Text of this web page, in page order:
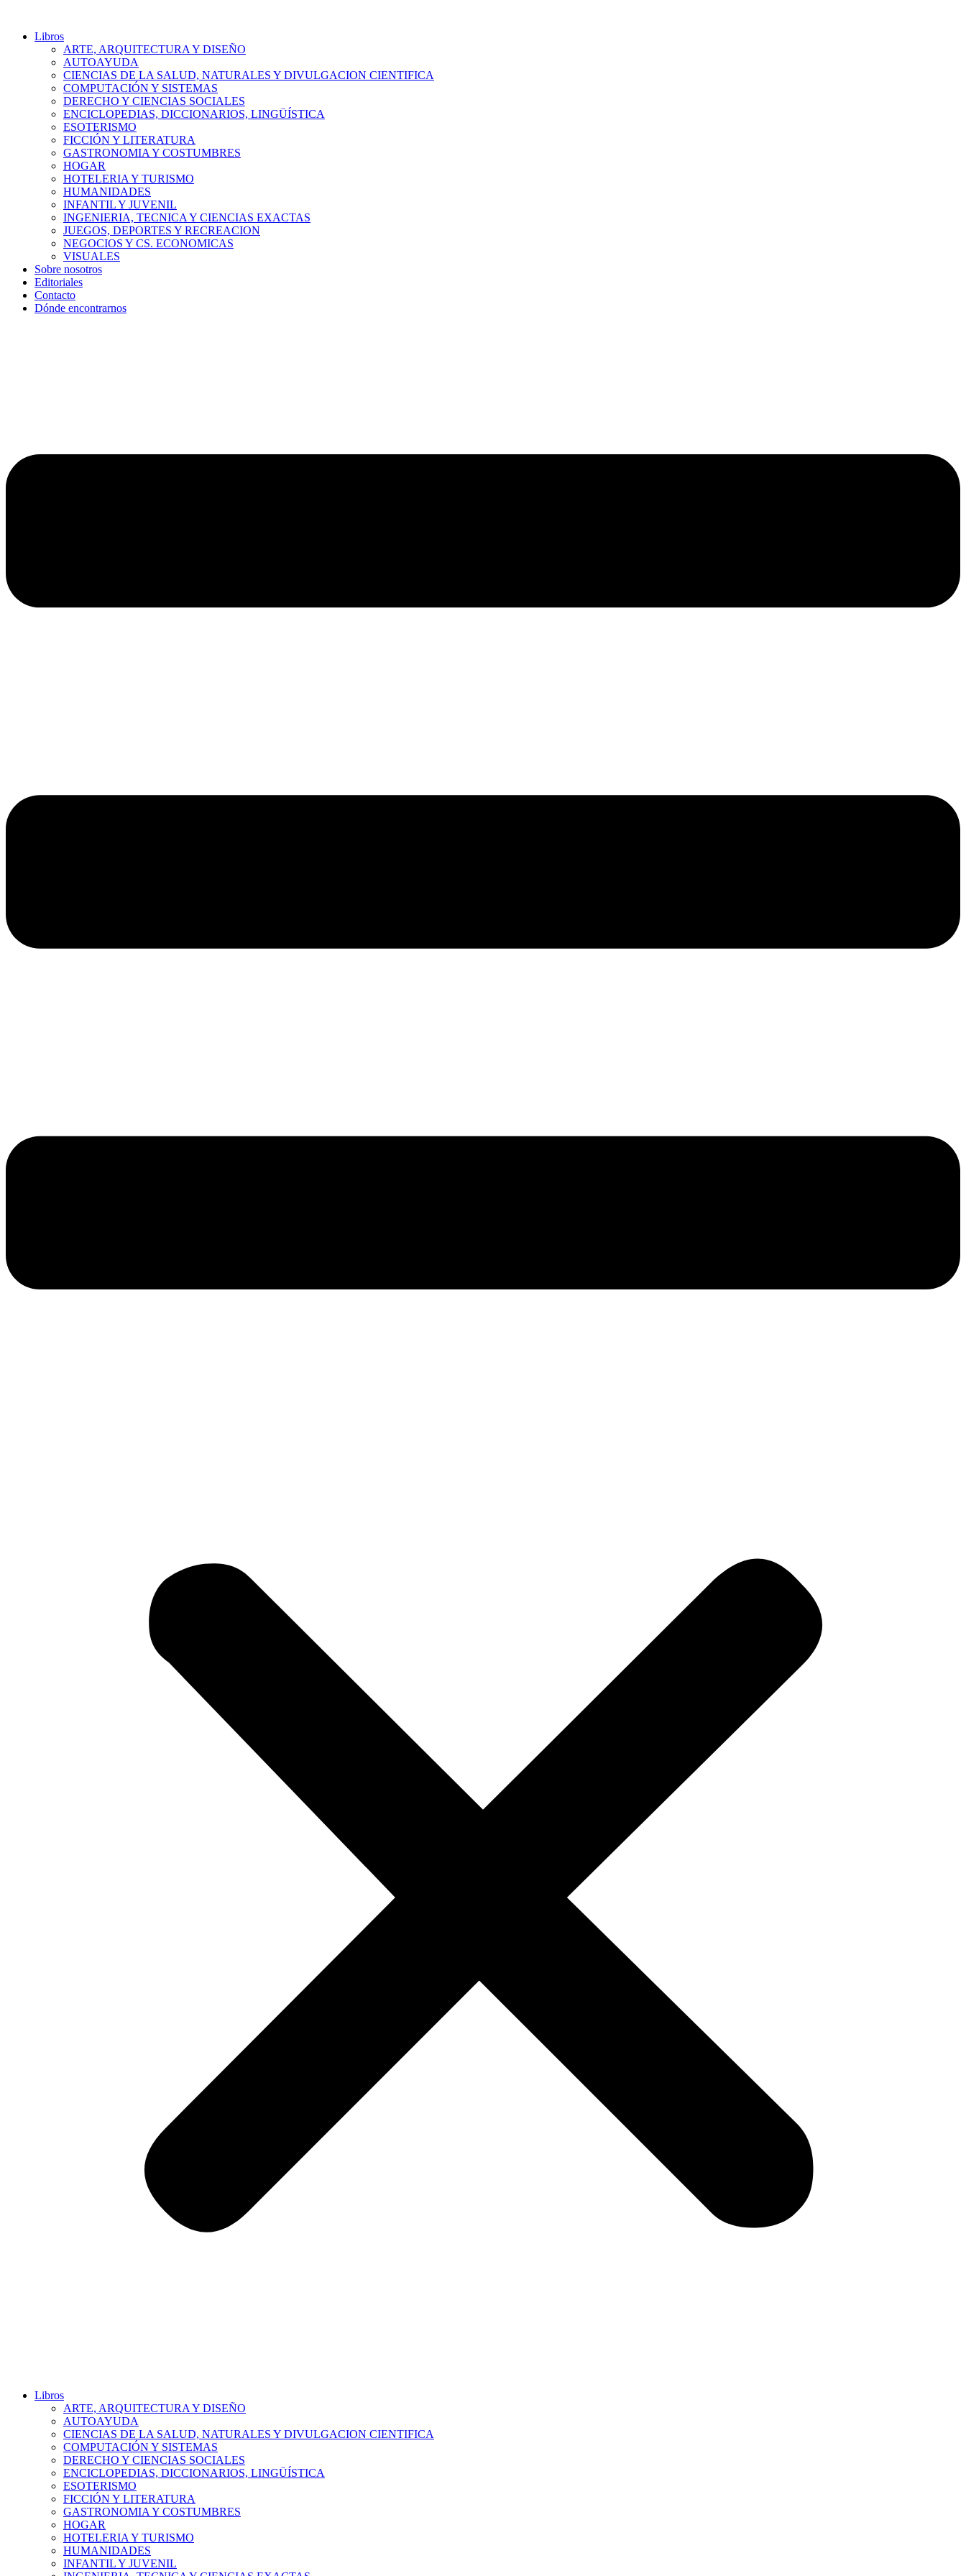
Libros
ARTE, ARQUITECTURA Y DISEÑO
AUTOAYUDA
CIENCIAS DE LA SALUD, NATURALES Y DIVULGACION CIENTIFICA
COMPUTACIÓN Y SISTEMAS
DERECHO Y CIENCIAS SOCIALES
ENCICLOPEDIAS, DICCIONARIOS, LINGÜÍSTICA
ESOTERISMO
FICCIÓN Y LITERATURA
GASTRONOMIA Y COSTUMBRES
HOGAR
HOTELERIA Y TURISMO
HUMANIDADES
INFANTIL Y JUVENIL
INGENIERIA, TECNICA Y CIENCIAS EXACTAS
JUEGOS, DEPORTES Y RECREACION
NEGOCIOS Y CS. ECONOMICAS
VISUALES
Sobre nosotros
Editoriales
Contacto
Dónde encontrarnos
Libros
ARTE, ARQUITECTURA Y DISEÑO
AUTOAYUDA
CIENCIAS DE LA SALUD, NATURALES Y DIVULGACION CIENTIFICA
COMPUTACIÓN Y SISTEMAS
DERECHO Y CIENCIAS SOCIALES
ENCICLOPEDIAS, DICCIONARIOS, LINGÜÍSTICA
ESOTERISMO
FICCIÓN Y LITERATURA
GASTRONOMIA Y COSTUMBRES
HOGAR
HOTELERIA Y TURISMO
HUMANIDADES
INFANTIL Y JUVENIL